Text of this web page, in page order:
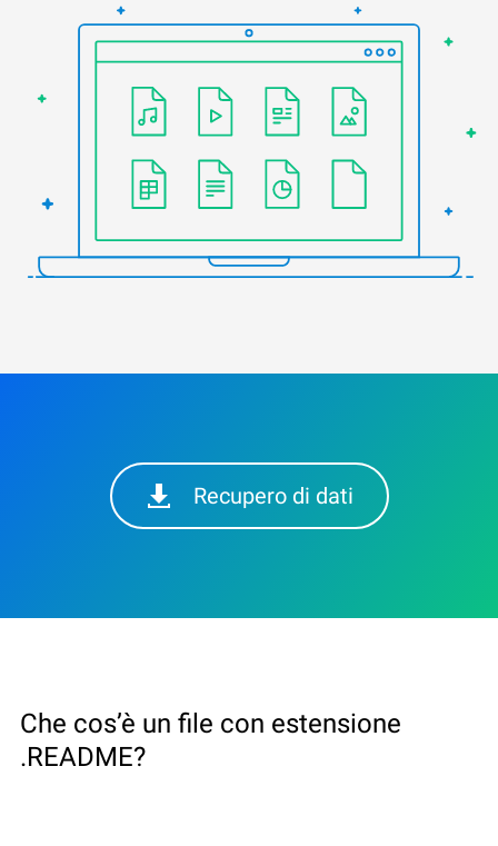
Recupero di dati
Che cos’è un file con estensione
.README?